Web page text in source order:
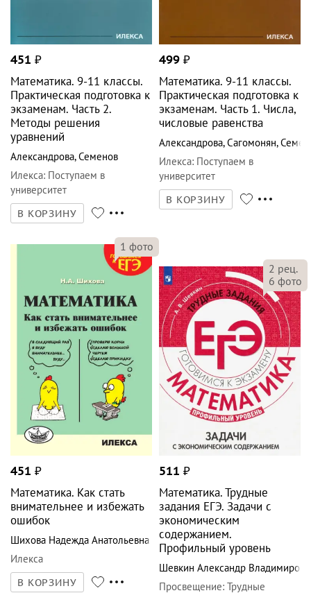
451 ₽
Математика. 9-11 классы.
Практическая подготовка к
экзаменам. Часть 2.
Методы решения
уравнений
Александрова,Семенов
Илекса: Поступаем в
университет
В КОРЗИНУ
499 ₽
Математика. 9-11 классы.
Практическая подготовка к
экзаменам. Часть 1. Числа,
числовые равенства
Александрова,Сагомонян,
Илекса: Поступаем в
университет
В КОРЗИНУ
1 фото
451 ₽
Математика. Как стать
внимательнее и избежать
ошибок
Шихова Надежда Анатольевна
Илекса
В КОРЗИНУ
2 рец.
6 фото
511 ₽
Математика. Трудные
задания ЕГЭ. Задачи с
экономическим
содержанием.
Профильный уровень
Шевкин Александр
Просвещение: Трудные